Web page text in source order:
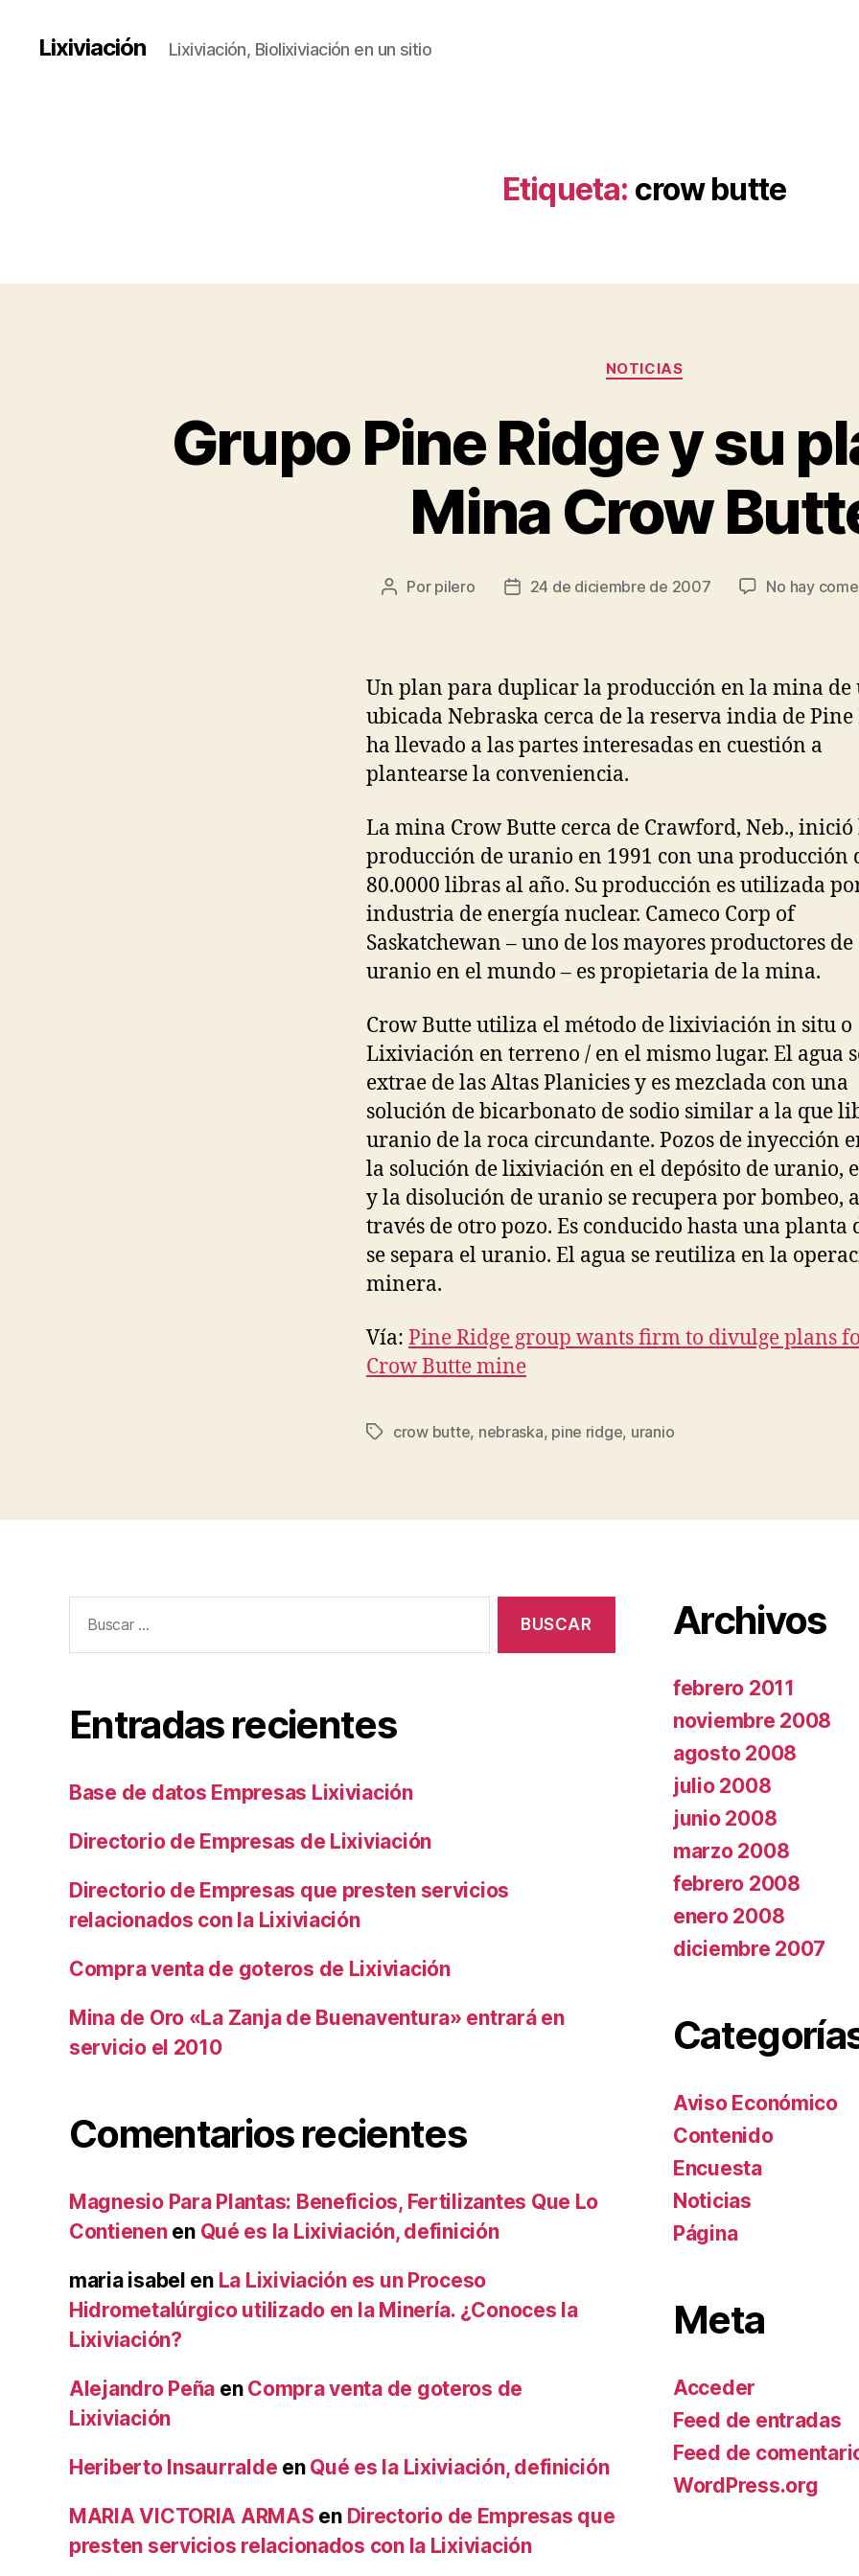
Lixiviación Lixiviación, Biolixiviación en un sitio
Etiqueta: crow butte
Categorías
NOTICIAS
Grupo Pine Ridge y su
Mina Crow
Autor
Por pilero
Fecha24 de diciembre de 2007 No hay
Un plan para duplicar la producción en la mina
ubicada Nebraska cerca de la reserva india de Pine
ha llevado a las partes interesadas en cuestión a
plantearse la conveniencia.
La mina Crow Butte cerca de Crawford, Neb., inició
producción de uranio en 1991 con una producción
80.0000 libras al año. Su producción es utilizada
industria de energía nuclear. Cameco Corp of
Saskatchewan – uno de los mayores productores de
uranio en el mundo – es propietaria de la mina.
Crow Butte utiliza el método de lixiviación in situ o
Lixiviación en terreno / en el mismo lugar. El agua
extrae de las Altas Planicies y es mezclada con una
solución de bicarbonato de sodio similar a la que
uranio de la roca circundante. Pozos de inyección
la solución de lixiviación en el depósito de uranio,
y la disolución de uranio se recupera por bombeo, a
través de otro pozo. Es conducido hasta una planta
se separa el uranio. El agua se reutiliza en la
minera.
Vía: Pine Ridge group wants firm to divulge plans
Crow Butte mine
Etiquetas
crow butte, nebraska, pine ridge, uranio
Entradas recientes
Base de datos Empresas Lixiviación
Directorio de Empresas de Lixiviación
Directorio de Empresas que presten servicios
relacionados con la Lixiviación
Compra venta de goteros de Lixiviación
Mina de Oro «La Zanja de Buenaventura» entrará en
servicio el 2010
Comentarios recientes
Magnesio Para Plantas: Beneficios, Fertilizantes Que Lo
Contienenen Qué es la Lixiviación, definición
maria isabel en La Lixiviación es un Proceso
Hidrometalúrgico utilizado en la Minería. ¿Conoces la
Lixiviación?
Alejandro Peña en Compra venta de goteros de
Lixiviación
Heriberto Insaurralde en Qué es la Lixiviación, definición
MARIA VICTORIA ARMAS en Directorio de Empresas que
presten servicios relacionados con la Lixiviación
Archivos
febrero 2011
noviembre 2008
agosto 2008
julio 2008
junio 2008
marzo 2008
febrero 2008
enero 2008
diciembre 2007
Aviso Económico
Contenido
Encuesta
Noticias
Página
Meta
Acceder
Feed de entradas
Feed de
WordPress.org